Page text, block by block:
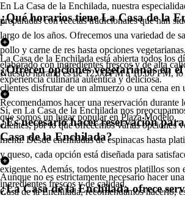
En La Casa de la Enchilada, nuestra
preparadas con recetas tradicionales que han
largo de los años. Ofrecemos una variedad de
pollo y carne de res hasta opciones
elaborado con ingredientes frescos y de alta
experiencia culinaria auténtica y deliciosa.
¿Qué horarios tiene La Casa de la
La Casa de la Enchilada está abierta todos los
Nuestro horario es de 12:00 PM a 10:00 PM, lo
clientes disfrutar de un almuerzo o una cena en
Recomendamos hacer una reservación durante
que somos un lugar popular en Plaza Modelo.
¿Ofrecen opciones vegetarianas en
Sí, en La Casa de la Enchilada nos
clientes, por lo que ofrecemos varias opciones
menú. Desde enchiladas de espinacas hasta
y queso, cada opción está diseñada para
exigentes. Además, todos nuestros platillos son
ingredientes frescos y de calidad.
¿Es necesario hacer reservación
Casa de la Enchilada?
Aunque no es estrictamente necesario hacer
Casa de la Enchilada, recomendamos hacerlo,
¿La Casa de la Enchilada ofrece